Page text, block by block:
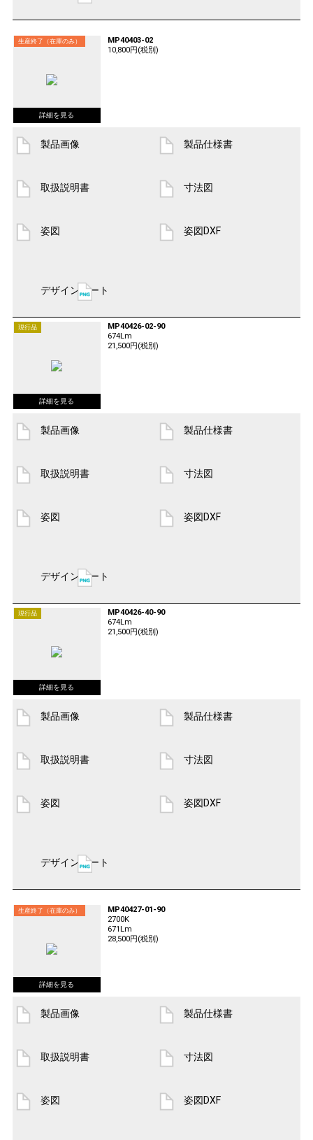
生産終了（在庫のみ）
MP40403-02
10,800円(税別)
製品画像 製品仕様書
取扱説明書 寸法図
姿図 姿図DXF
デザインシート
現行品
MP40426-02-90
674Lm
21,500円(税別)
製品画像 製品仕様書
取扱説明書 寸法図
姿図 姿図DXF
デザインシート
現行品
MP40426-40-90
674Lm
21,500円(税別)
製品画像 製品仕様書
取扱説明書 寸法図
姿図 姿図DXF
デザインシート
生産終了（在庫のみ）
MP40427-01-90
2700K
671Lm
28,500円(税別)
製品画像 製品仕様書
取扱説明書 寸法図
姿図 姿図DXF